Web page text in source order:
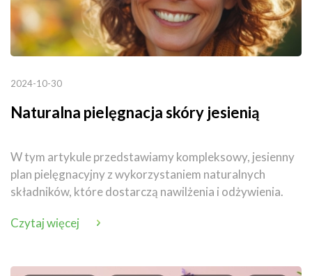
2024-10-30
Naturalna pielęgnacja skóry jesienią
W tym artykule przedstawiamy kompleksowy, jesienny
plan pielęgnacyjny z wykorzystaniem naturalnych
składników, które dostarczą nawilżenia i odżywienia.
Czytaj więcej